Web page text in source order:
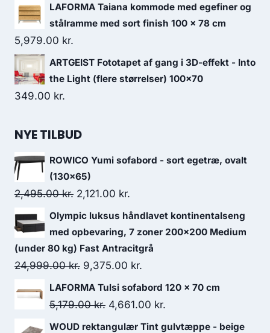
LAFORMA Taiana kommode med egefiner og
stålramme med sort finish 100 x 78 cm
5,979.00 kr.
ARTGEIST Fototapet af gang i 3D-effekt - Into
the Light (flere størrelser) 100x70
349.00 kr.
NYE TILBUD
ROWICO Yumi sofabord - sort egetræ, ovalt
(130x65)
2,495.00kr. 2,121.00 kr.
Olympic luksus håndlavet kontinentalseng
med opbevaring, 7 zoner 200x200 Medium
(under 80 kg) Fast Antracitgrå
24,999.00kr. 9,375.00 kr.
LAFORMA Tulsi sofabord 120 x 70 cm
5,179.00kr. 4,661.00 kr.
WOUD rektangulær Tint gulvtæppe - beige